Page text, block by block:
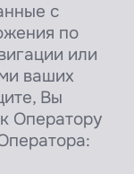
с
по
или
ваших
Вы
Оператору